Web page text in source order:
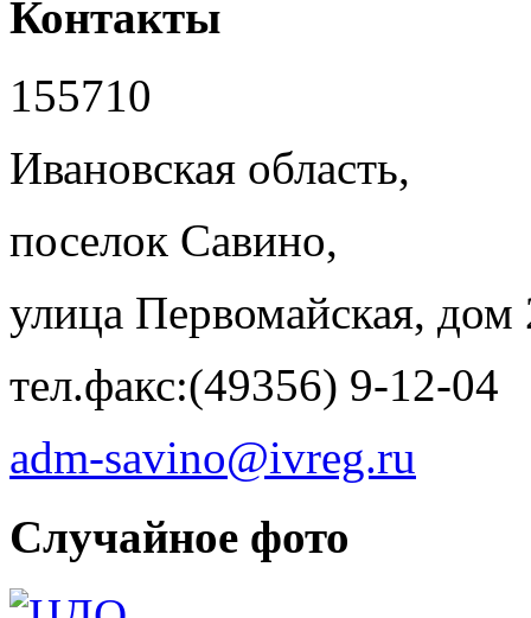
Контакты
155710
Ивановская область,
поселок Савино,
улица Первомайская, дом
тел.факс:(49356) 9-12-04
adm-savino@ivreg.ru
Случайное фото